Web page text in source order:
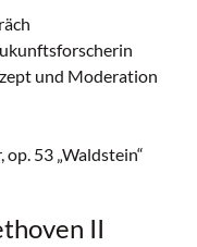
und Moderation
53 „Waldstein“
II